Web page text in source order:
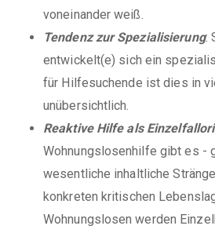
voneinander weiß.
Tendenz zur Spezialisierung:
entwickelt(e) sich ein
für Hilfesuchende ist dies in
unübersichtlich.
Reaktive Hilfe als
Wohnungslosenhilfe gibt es -
wesentliche inhaltliche
konkreten kritischen
Wohnungslosen werden